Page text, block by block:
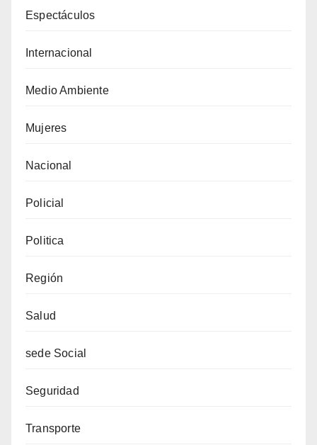
Espectáculos
Internacional
Medio Ambiente
Mujeres
Nacional
Policial
Politica
Región
Salud
sede Social
Seguridad
Transporte